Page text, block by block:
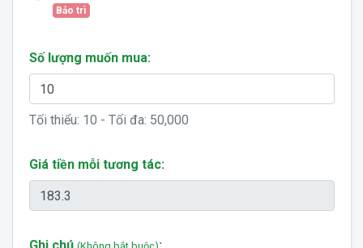
Bảo trì
Số lượng muốn mua:
Tối thiểu: 10 - Tối đa: 50,000
Giá tiền mỗi tương tác: